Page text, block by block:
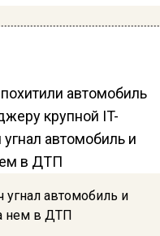
автомобиль
крупной IT-
угнал автомобиль и
нем в ДТП